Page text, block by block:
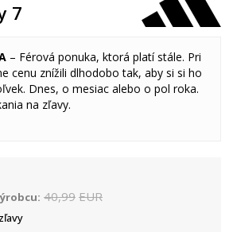
7
– Férová ponuka, ktorá platí stále. Pri
cenu znížili dlhodobo tak, aby si si ho
Dnes, o mesiac alebo o pol roka.
na zľavy.
40,99 EUR